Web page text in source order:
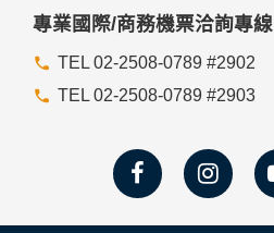
專業國際/商務機票洽詢專線
TEL 02-2508-0789 #2902
TEL 02-2508-0789 #2903